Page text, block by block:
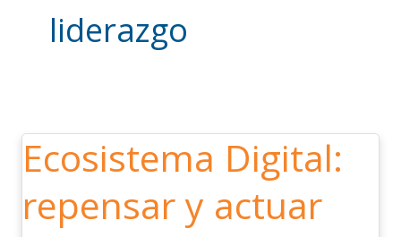
liderazgo
Ecosistema Digital:
repensar y actuar
Ecosistema
Digital:
y